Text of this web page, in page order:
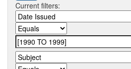
Current filters: